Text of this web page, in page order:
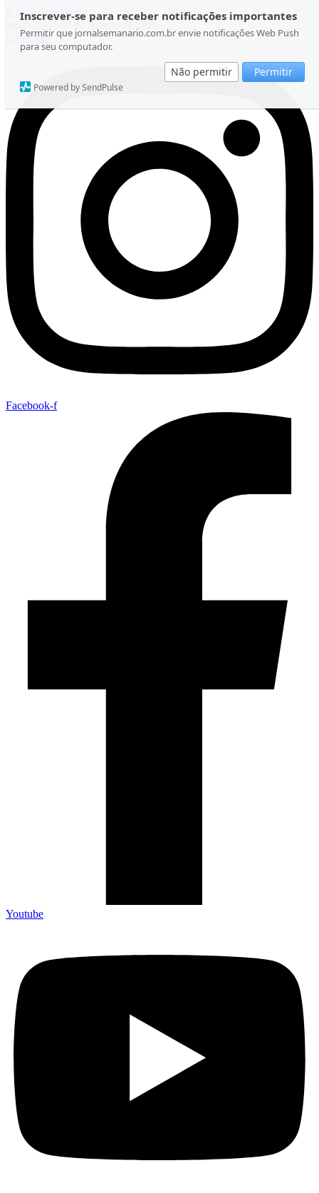
Inscrever-se para receber notificações importantes
Permitir que jornalsemanario.com.br envie notificações Web Push
para seu computador.
Não permitir Permitir
Powered by SendPulse
Ir para o conteúdo
Sexta-feira, 07 de Agosto de 2026
Instagram
Facebook-f
Youtube